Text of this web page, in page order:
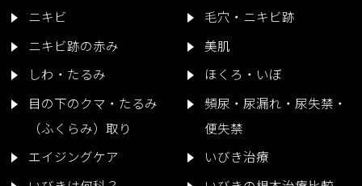
ニキビ
毛穴・ニキビ跡
ニキビ跡の赤み
美肌
しわ・たるみ
ほくろ・いぼ
目の下のクマ・たるみ
（ふくらみ）取り
頻尿・尿漏れ・尿失禁・
便失禁
エイジングケア
いびき治療